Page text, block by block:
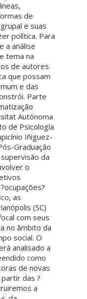
de
e suas
política. Para
a análise
tema na
de autores
que possam
e das
Parte
Autónoma
de Psicología
Iñiguez-
Graduação
da
o
as
(SC)
com seus
no âmbito da
social. O
analisado a
como
de novas
das ?
a